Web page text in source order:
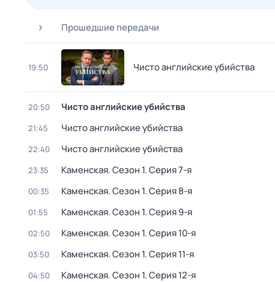
Прошедшие передачи
19:50 Чисто английские убийства
20:50 Чисто английские убийства
21:45 Чисто английские убийства
22:40 Чисто английские убийства
23:35 Каменская. Сезон 1. Серия 7-я
00:35 Каменская. Сезон 1. Серия 8-я
01:55 Каменская. Сезон 1. Серия 9-я
02:50 Каменская. Сезон 1. Серия 10-я
03:50 Каменская. Сезон 1. Серия 11-я
04:50 Каменская. Сезон 1. Серия 12-я